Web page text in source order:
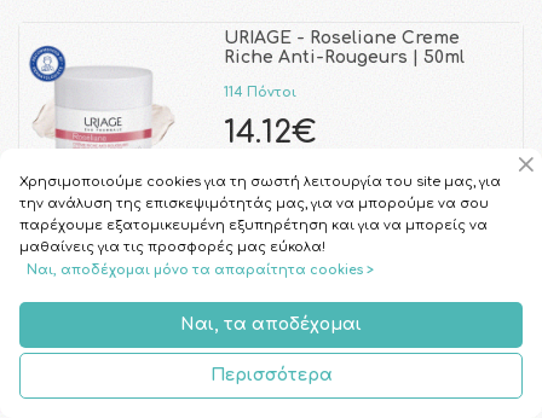
URIAGE - Roseliane Creme
Riche Anti-Rougeurs | 50ml
114 Πόντοι
14.12€
ΣΤΟ ΚΑΛΑΘΙ
URIAGE - Bariederm Repairing
Hand Cream | 2x50ml
75 Πόντοι
9.28€
Χρησιμοποιούμε cookies για τη σωστή λειτουργία του site μας, για
την ανάλυση της επισκεψιμότητάς μας, για να μπορούμε να σου
παρέχουμε εξατομικευμένη εξυπηρέτηση και για να μπορείς να
μαθαίνεις για τις προσφορές μας εύκολα!
Ναι, αποδέχομαι μόνο τα απαραίτητα cookies >
Ναι, τα αποδέχομαι
Περισσότερα